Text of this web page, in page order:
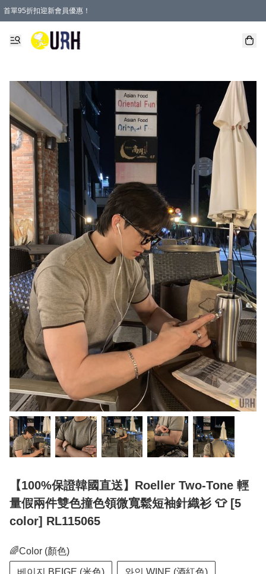
首單95折扣迎新會員優惠！
特選會員可享全單低至 95 折優惠！
單一訂單滿HKD600(澳門HKD800)包郵寄順豐送到家。
【100%保證韓國直送】Roeller Two-Tone 輕
量假兩件雙色撞色領微寬鬆短袖針織衫 👕 [5
color] RL115065
🌈Color (顏色)